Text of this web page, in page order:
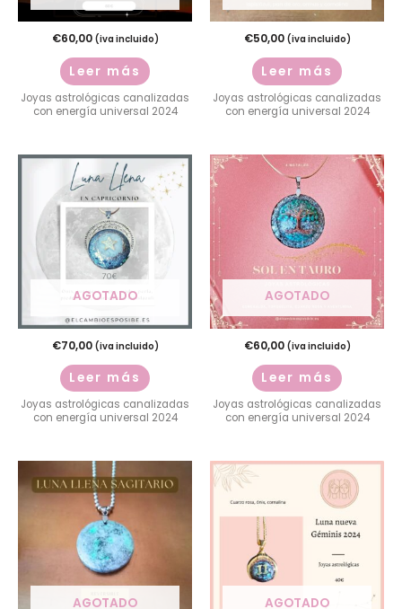
€60,00 (iva incluido)
Leer más
Joyas astrológicas canalizadas
con energía universal 2024
€50,00 (iva incluido)
Leer más
Joyas astrológicas canalizadas
con energía universal 2024
AGOTADO
€70,00 (iva incluido)
Leer más
Joyas astrológicas canalizadas
con energía universal 2024
AGOTADO
€60,00 (iva incluido)
Leer más
Joyas astrológicas canalizadas
con energía universal 2024
AGOTADO AGOTADO